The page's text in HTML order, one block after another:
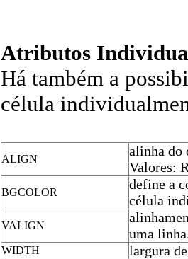
Atributos
Há também a
célula
ALIGN
alinha do
Valores:
BGCOLOR
define a
célula
VALIGN
uma
WIDTH largura